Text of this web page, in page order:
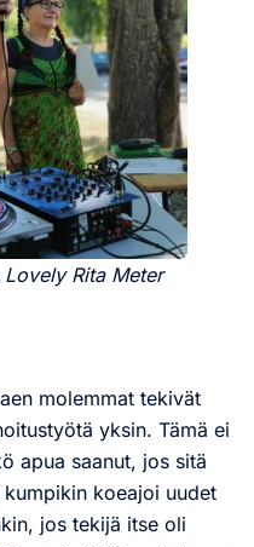
Lovely Rita Meter
molemmat tekivät
yksin. Tämä ei
apua saanut, jos sitä
koeajoi uudet
jos tekijä itse oli